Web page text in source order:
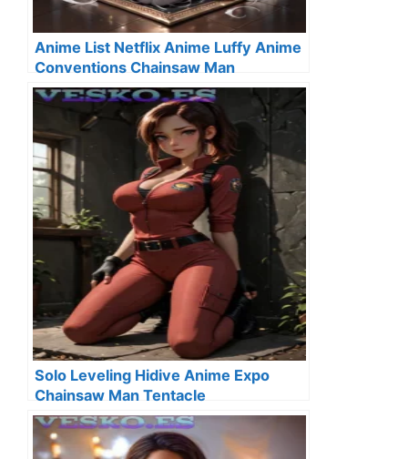
Anime List Netflix Anime Luffy Anime
Conventions Chainsaw Man
Solo Leveling Hidive Anime Expo
Chainsaw Man Tentacle